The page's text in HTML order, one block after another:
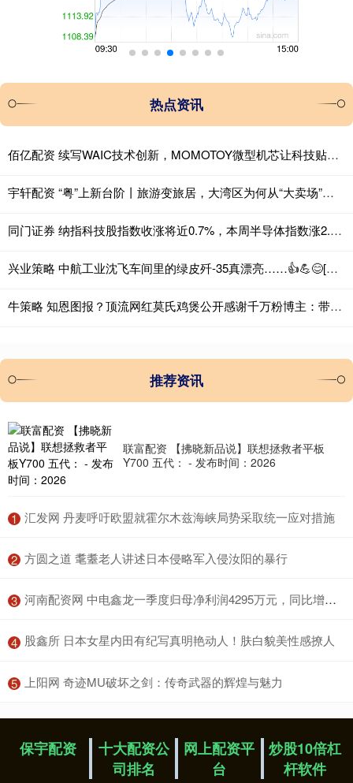
热点资讯
佰亿配资 续写WAIC技术创新，MOMOTOY微型机芯让科技贴近烟火日常
宇轩配资 “粤”上新台阶丨旅游变旅居，大湾区为何从“大卖场”变为全球创客“梦工厂”？
同门证券 纳指科技股指数收涨将近0.7%，本周半导体指数涨2.7%
兴业策略 中航工业沈飞车间里的绿皮歼-35真漂亮……👍💪😊[呲牙][大金
牛策略 知恩图报？顶流网红莫氏鸡煲公开感谢千万粉博主：带火我，债还清
推荐资讯
联富配资 【拂晓新品说】联想拯救者平板
Y700 五代： - 发布时间：2026
1 ​汇发网 丹麦呼吁欧盟就霍尔木兹海峡局势采取统一应对措施
2 ​方圆之道 耄耋老人讲述日本侵略军入侵汝阳的暴行
3 ​河南配资网 中电鑫龙一季度归母净利润4295万元，同比增长1.7%
4 ​股鑫所 日本女星内田有纪写真明艳动人！肤白貌美性感撩人
5 ​上阳网 奇迹MU破坏之剑：传奇武器的辉煌与魅力
保宇配资
十大配资公
司排名
网上配资平
台
炒股10倍杠
杆软件